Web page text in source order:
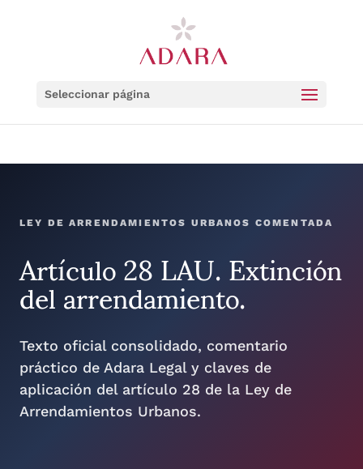
Seleccionar página
LEY DE ARRENDAMIENTOS URBANOS COMENTADA
Artículo 28 LAU. Extinción
del arrendamiento.
Texto oficial consolidado, comentario
práctico de Adara Legal y claves de
aplicación del artículo 28 de la Ley de
Arrendamientos Urbanos.